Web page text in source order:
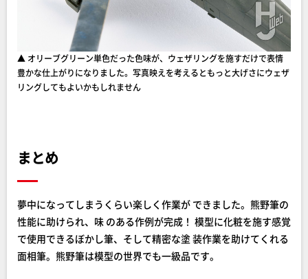
▲ オリーブグリーン単色だった色味が、ウェザリングを施すだけで表情
豊かな仕上がりになりました。写真映えを考えるともっと大げさにウェザ
リングしてもよいかもしれません
まとめ
夢中になってしまうくらい楽しく作業が できました。熊野筆の
性能に助けられ、味 のある作例が完成！ 模型に化粧を施す感覚
で使用できるぼかし筆、そして精密な塗 装作業を助けてくれる
面相筆。熊野筆は模型の世界でも一級品です。